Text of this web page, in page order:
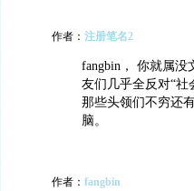
作者： 注册笔名2
fangbin， 你就属
友们几乎全反对“社
那些头领们不穷还
脑。
作者： fangbin